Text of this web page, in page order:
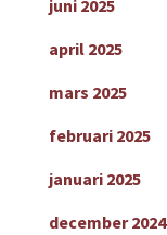
juni 2025
april 2025
mars 2025
februari 2025
januari 2025
december 2024